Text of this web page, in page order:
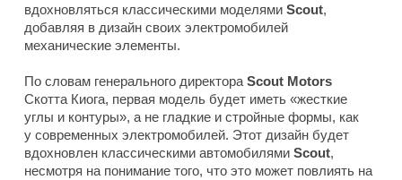
вдохновляться классическими моделями Scout,
добавляя в дизайн своих электромобилей
механические элементы.
По словам генерального директора Scout Motors
Скотта Киога, первая модель будет иметь «жесткие
углы и контуры», а не гладкие и стройные формы, как
у современных электромобилей. Этот дизайн будет
вдохновлен классическими автомобилями Scout,
несмотря на понимание того, что это может повлиять на